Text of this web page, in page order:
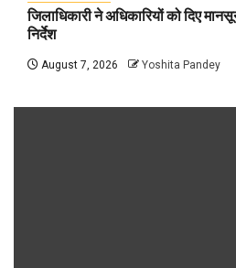
जिलाधिकारी ने अधिकारियों को दिए
निर्देश
August 7, 2026 Yoshita Pandey